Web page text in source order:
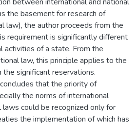
the basement for research of
law), the author proceeds from the
requirement is significantly different
activities of a state. From the
law, this principle applies to the
significant reservations.
that the priority of
the norms of international
could be recognized only for
the implementation of which has